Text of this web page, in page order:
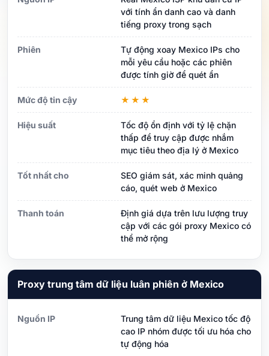
với tính ẩn danh cao và danh
tiếng proxy trong sạch
Phiên
Tự động xoay Mexico IPs cho
mỗi yêu cầu hoặc các phiên
được tính giờ để quét ẩn
Mức độ tin cậy ★★★
Hiệu suất
Tốc độ ổn định với tỷ lệ chặn
thấp để truy cập được nhắm
mục tiêu theo địa lý ở Mexico
Tốt nhất cho
SEO giám sát, xác minh quảng
cáo, quét web ở Mexico
Thanh toán
Định giá dựa trên lưu lượng truy
cập với các gói proxy Mexico có
thể mở rộng
Proxy trung tâm dữ liệu luân phiên ở Mexico
Nguồn IP
Trung tâm dữ liệu Mexico tốc độ
cao IP nhóm được tối ưu hóa cho
tự động hóa